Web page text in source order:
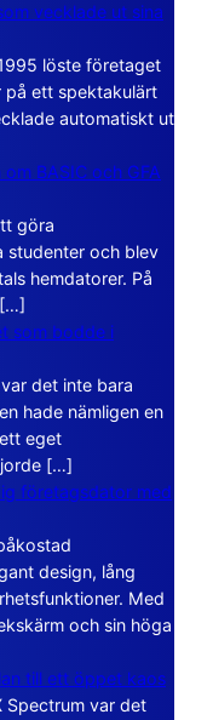
vecklade ut sina
löste företaget
på ett spektakulärt
automatiskt ut
BASIC och GFA
göra
studenter och blev
hemdatorer. På
[…]
som bodde i
det inte bara
hade nämligen en
eget
[…]
företagsdator med
design, lång
Med
och sin höga
till ett öppet kaos
Spectrum var det